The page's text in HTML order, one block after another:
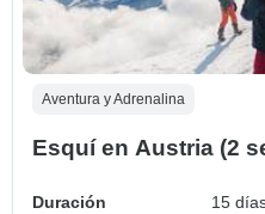
Aventura y Adrenalina
Esquí en Austria (2
Duración
15